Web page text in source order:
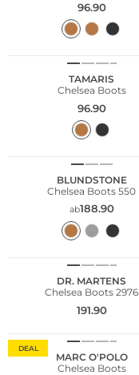
96.90
TAMARIS
Chelsea Boots
96.90
BLUNDSTONE
Chelsea Boots 550
ab188.90
DR. MARTENS
Chelsea Boots 2976
191.90
DEAL
MARC O'POLO
Chelsea Boots